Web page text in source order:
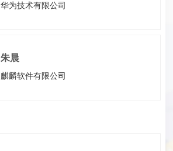
华为技术有限公司
朱晨
麒麟软件有限公司